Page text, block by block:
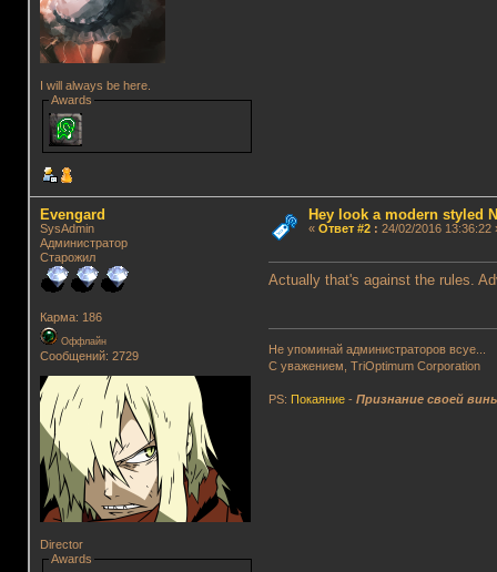
I will always be here.
Awards
Evengard
SysAdmin
Администратор
Старожил
Карма: 186
Оффлайн
Сообщений: 2729
Director
Awards
Hey look a modern styled
« Ответ #2: 24/02/2016 13:36:22
Actually that's against the rules.
Не упоминай администраторов всуе...
С уважением, TriOptimum Corporation
PS: Покаяние -Признание своей